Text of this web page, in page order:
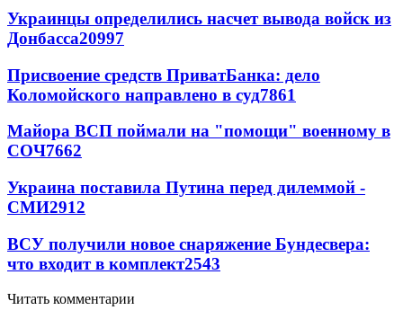
Украинцы определились насчет вывода войск из
Донбасса20997
Присвоение средств ПриватБанка: дело
Коломойского направлено в суд7861
Майора ВСП поймали на "помощи" военному в
СОЧ7662
Украина поставила Путина перед дилеммой -
СМИ2912
ВСУ получили новое снаряжение Бундесвера:
что входит в комплект2543
Читать комментарии